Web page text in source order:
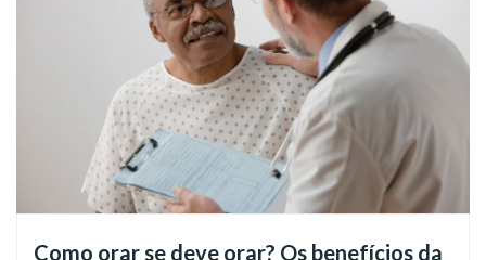
A importância da prece antes de dormir.
➡️ O que fazer para ter bons sonhos?
Como orar se deve orar? Os benefícios da